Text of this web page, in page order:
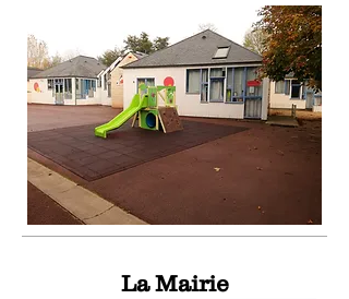
La Mairie